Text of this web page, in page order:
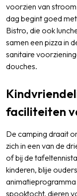
voorzien van stroom
dag begint goed
Bistro, die ook
samen een pizza in
sanitaire
douches.
faciliteiten
De camping draait
zich in een van de
of bij de
kinderen, blije
spooktocht, dieren